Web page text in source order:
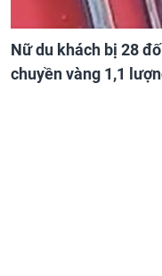
Nữ du khách bị 28
chuyền vàng 1,1